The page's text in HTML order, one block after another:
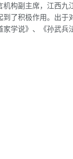
构副主席，江西
了积极作用。出
学说》、《孙武兵